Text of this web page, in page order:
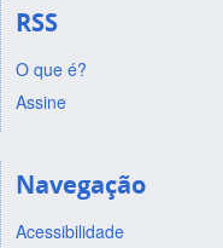
RSS
O que é?
Assine
Navegação
Acessibilidade